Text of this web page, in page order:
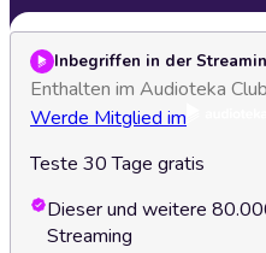
Inbegriffen in der
Enthalten im Audioteka
Werde Mitglied im
Teste 30 Tage gratis
Dieser und weitere
Streaming